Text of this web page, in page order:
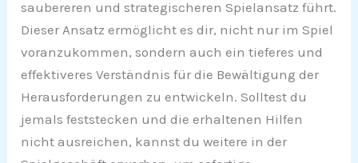
saubereren und strategischeren Spielansatz führt.
Dieser Ansatz ermöglicht es dir, nicht nur im Spiel
voranzukommen, sondern auch ein tieferes und
effektiveres Verständnis für die Bewältigung der
Herausforderungen zu entwickeln. Solltest du
jemals feststecken und die erhaltenen Hilfen
nicht ausreichen, kannst du weitere in der